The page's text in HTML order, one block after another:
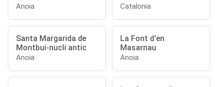
Anoia Catalonia
Santa Margarida de
Montbui-nucli antic
Anoia
La Font d'en
Masarnau
Anoia